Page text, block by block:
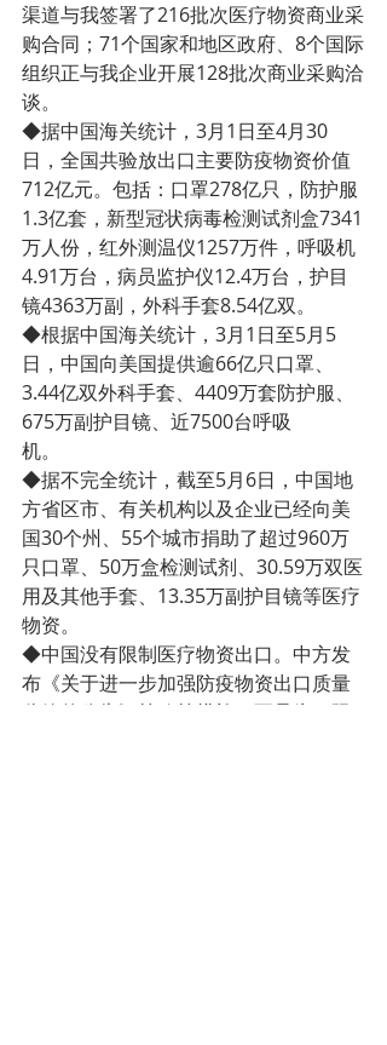
渠道与我签署了216批次医疗物资商业采
购合同；71个国家和地区政府、8个国际
组织正与我企业开展128批次商业采购洽
谈。
◆据中国海关统计，3月1日至4月30
日，全国共验放出口主要防疫物资价值
712亿元。包括：口罩278亿只，防护服
1.3亿套，新型冠状病毒检测试剂盒7341
万人份，红外测温仪1257万件，呼吸机
4.91万台，病员监护仪12.4万台，护目
镜4363万副，外科手套8.54亿双。
◆根据中国海关统计，3月1日至5月5
日，中国向美国提供逾66亿只口罩、
3.44亿双外科手套、4409万套防护服、
675万副护目镜、近7500台呼吸
机。
◆据不完全统计，截至5月6日，中国地
方省区市、有关机构以及企业已经向美
国30个州、55个城市捐助了超过960万
只口罩、50万盒检测试剂、30.59万双医
用及其他手套、13.35万副护目镜等医疗
物资。
◆中国没有限制医疗物资出口。中方发
布《关于进一步加强防疫物资出口质量
监管的公告》等政策措施，不是为了限